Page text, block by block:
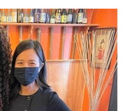
力推动全球植物多样性研究与中美
享年89岁
华日，等你来赴约 —— 密苏里植物
五）
与钢琴家Darek演绎一场古筝